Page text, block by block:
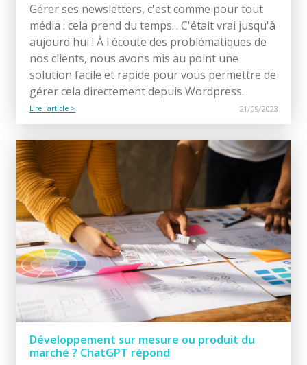
Gérer ses newsletters, c'est comme pour tout
média : cela prend du temps... C'était vrai jusqu'à
aujourd'hui ! À l'écoute des problématiques de
nos clients, nous avons mis au point une
solution facile et rapide pour vous permettre de
gérer cela directement depuis Wordpress.
Lire l'article > 21/09/2023
Développement sur mesure ou produit du
marché ? ChatGPT répond